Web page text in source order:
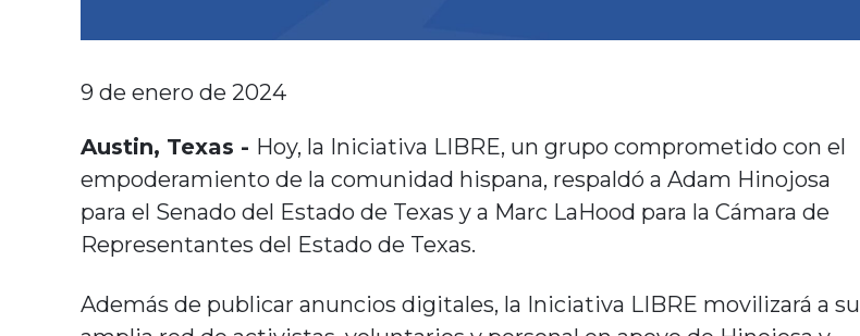
9 de enero de 2024
Austin, Texas - Hoy, la Iniciativa LIBRE, un grupo comprometido con el
empoderamiento de la comunidad hispana, respaldó a Adam Hinojosa
para el Senado del Estado de Texas y a Marc LaHood para la Cámara de
Representantes del Estado de Texas.
Además de publicar anuncios digitales, la Iniciativa LIBRE movilizará a su